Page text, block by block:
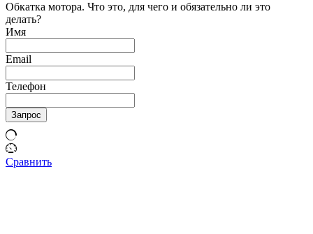
Обкатка мотора. Что это, для чего и обязательно ли это
делать?
Имя
Email
Телефон
Запрос
Сравнить